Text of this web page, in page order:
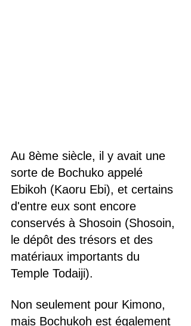
Au 8ème siècle, il y avait une
sorte de Bochuko appelé
Ebikoh (Kaoru Ebi), et certains
d'entre eux sont encore
conservés à Shosoin (Shosoin,
le dépôt des trésors et des
matériaux importants du
Temple Todaiji).
Non seulement pour Kimono,
mais Bochukoh est également